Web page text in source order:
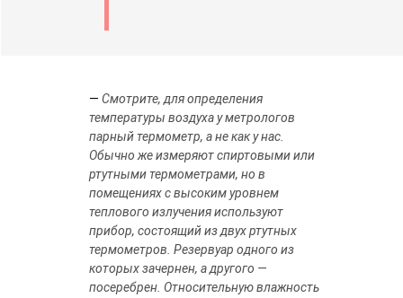
— Смотрите, для определения
температуры воздуха у метрологов
парный термометр, а не как у нас.
Обычно же измеряют спиртовыми или
ртутными термометрами, но в
помещениях с высоким уровнем
теплового излучения используют
прибор, состоящий из двух ртутных
термометров. Резервуар одного из
которых зачернен, а другого —
посеребрен. Относительную влажность